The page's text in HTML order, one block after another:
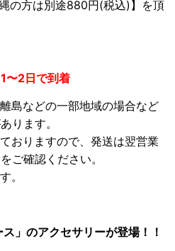
の方は別途880円(税込)】を頂
〜2日で到着
島などの一部地域の場合など
ります。
おりますので、発送は翌営業
ご確認ください。
。
」のアクセサリーが登場！！